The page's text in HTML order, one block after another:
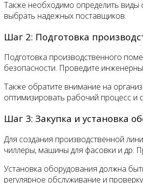
Блог
Также необходимо определить виды
выбрать надежных поставщиков.
Шаг 2: Подготовка
Подготовка производственного
безопасности. Проведите
Также обратите внимание на
оптимизировать рабочий процесс и
Шаг 3: Закупка и установка
Для создания производственной
чиллеры, машины для фасовки и др.
Установка оборудования должна
регулярное обслуживание и